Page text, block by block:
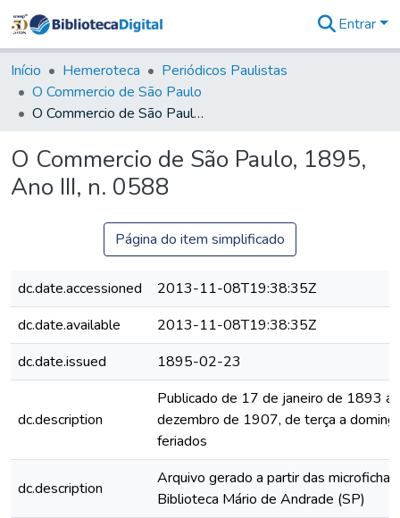
&
Coleções
Tudo na
Biblioteca
Estatísticas
Entrar
Início Hemeroteca
Periódicos Paulistas
O Commercio de São Paulo
O Commercio de São Paulo, 1895, Ano III, n. 0588
O Commercio de São Paulo, 1895,
Ano III, n. 0588
Página do item simplificado
dc.date.accessioned
2013-11-08T19:38:35Z
dc.date.available
2013-11-08T19:38:35Z
dc.date.issued
1895-02-23
dc.description
Publicado de 17 de janeiro de 1893 a
dezembro de 1907, de terça a
feriados
dc.description
Arquivo gerado a partir das
Biblioteca Mário de Andrade (SP)